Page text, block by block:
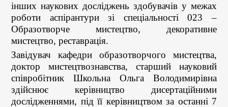
інших наукових досліджень здобувачів у межах
роботи аспірантури зі спеціальності 023 –
Образотворче мистецтво, декоративне
мистецтво, реставрація.
Завідувач кафедри образотворчого мистецтва,
доктор мистецтвознавства, старший науковий
співробітник Школьна Ольга Володимирівна
здійснює керівництво дисертаційними
дослідженнями, під її керівництвом за останні 7